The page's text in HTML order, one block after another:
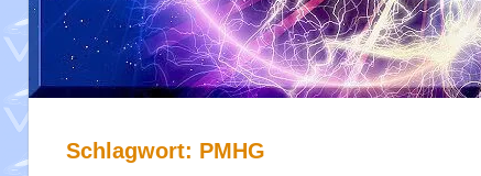
Schlagwort: PMHG